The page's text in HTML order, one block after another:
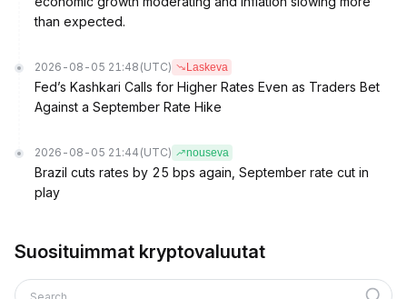
than expected.
2026-08-05 21:48 (UTC) Laskeva
Fed’s Kashkari Calls for Higher Rates Even as Traders Bet
Against a September Rate Hike
2026-08-05 21:44 (UTC) nouseva
Brazil cuts rates by 25 bps again, September rate cut in
play
Suosituimmat kryptovaluutat